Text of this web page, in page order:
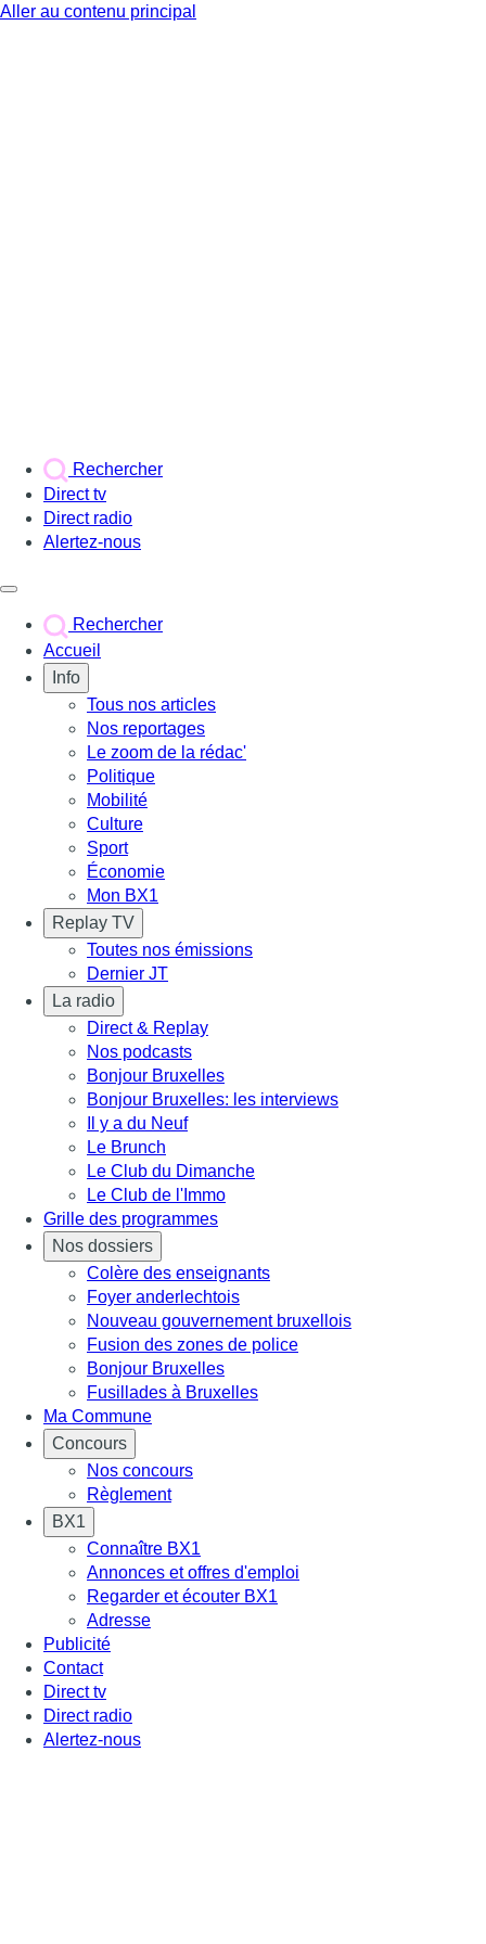
Aller au contenu principal
Rechercher
Direct tv
Direct radio
Alertez-nous
Rechercher
Accueil
Info
Tous nos articles
Nos reportages
Le zoom de la rédac'
Politique
Mobilité
Culture
Sport
Économie
Mon BX1
Replay TV
Toutes nos émissions
Dernier JT
La radio
Direct & Replay
Nos podcasts
Bonjour Bruxelles
Bonjour Bruxelles: les interviews
Il y a du Neuf
Le Brunch
Le Club du Dimanche
Le Club de l'Immo
Grille des programmes
Nos dossiers
Colère des enseignants
Foyer anderlechtois
Nouveau gouvernement bruxellois
Fusion des zones de police
Bonjour Bruxelles
Fusillades à Bruxelles
Ma Commune
Concours
Nos concours
Règlement
BX1
Connaître BX1
Annonces et offres d'emploi
Regarder et écouter BX1
Adresse
Publicité
Contact
Direct tv
Direct radio
Alertez-nous